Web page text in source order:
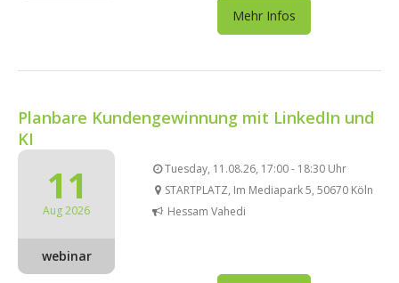
Mehr Infos
Planbare Kundengewinnung mit LinkedIn und
KI
11
Aug 2026
webinar
Tuesday, 11.08.26, 17:00 - 18:30 Uhr
STARTPLATZ, Im Mediapark 5, 50670 Köln
Hessam Vahedi